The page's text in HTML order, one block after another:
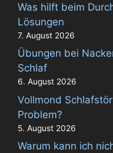
Was hilft beim
Lösungen
7. August 2026
Übungen bei
Schlaf
6. August 2026
Vollmond
Problem?
5. August 2026
Warum kann ich